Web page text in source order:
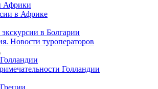
Африки
в Африке
экскурсии в Болгарии
Новости туроператоров
Голландии